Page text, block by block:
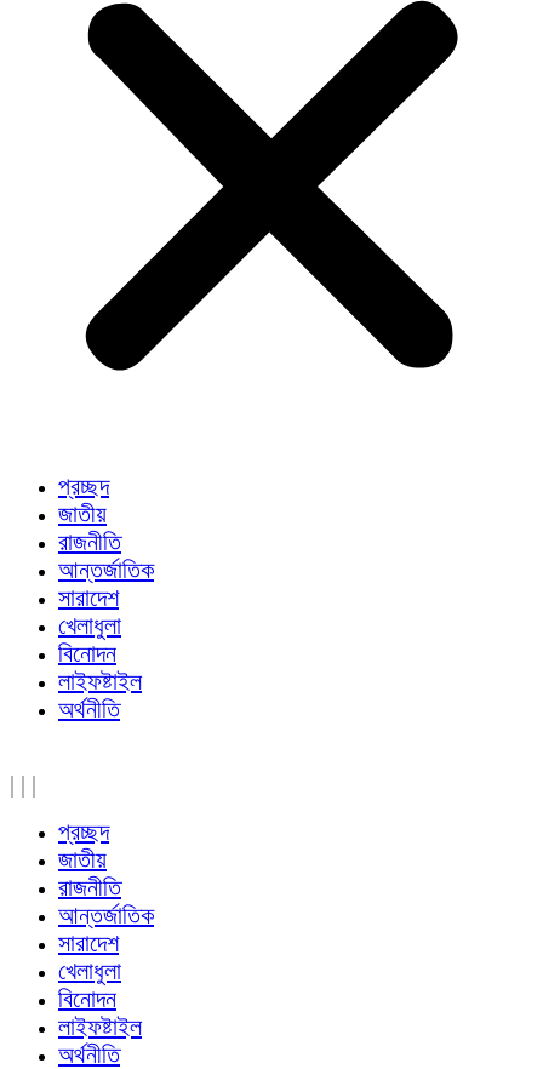
প্রচ্ছদ
জাতীয়
রাজনীতি
আন্তর্জাতিক
সারাদেশ
খেলাধুলা
বিনোদন
লাইফষ্টাইল
অর্থনীতি
| | |
প্রচ্ছদ
জাতীয়
রাজনীতি
আন্তর্জাতিক
সারাদেশ
খেলাধুলা
বিনোদন
লাইফষ্টাইল
অর্থনীতি